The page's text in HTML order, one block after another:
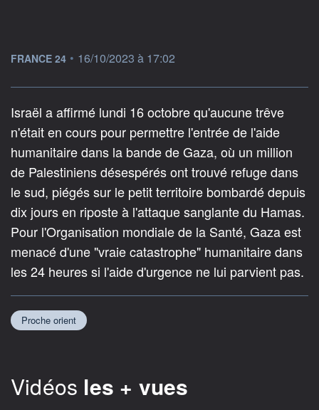
information fournie par
FRANCE 24 • 16/10/2023 à 17:02
Israël a affirmé lundi 16 octobre qu'aucune trêve
n'était en cours pour permettre l'entrée de l'aide
humanitaire dans la bande de Gaza, où un million
de Palestiniens désespérés ont trouvé refuge dans
le sud, piégés sur le petit territoire bombardé depuis
dix jours en riposte à l'attaque sanglante du Hamas.
Pour l'Organisation mondiale de la Santé, Gaza est
menacé d'une "vraie catastrophe" humanitaire dans
les 24 heures si l'aide d'urgence ne lui parvient pas.
Proche orient
Vidéos les + vues